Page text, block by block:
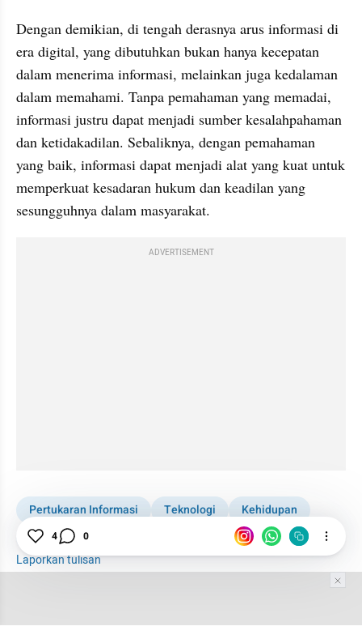
Dengan demikian, di tengah derasnya arus informasi di
era digital, yang dibutuhkan bukan hanya kecepatan
dalam menerima informasi, melainkan juga kedalaman
dalam memahami. Tanpa pemahaman yang memadai,
informasi justru dapat menjadi sumber kesalahpahaman
dan ketidakadilan. Sebaliknya, dengan pemahaman
yang baik, informasi dapat menjadi alat yang kuat untuk
memperkuat kesadaran hukum dan keadilan yang
sesungguhnya dalam masyarakat.
ADVERTISEMENT
Pertukaran Informasi Teknologi
Kehidupan
Manusia
Laporkan tulisan
4 0